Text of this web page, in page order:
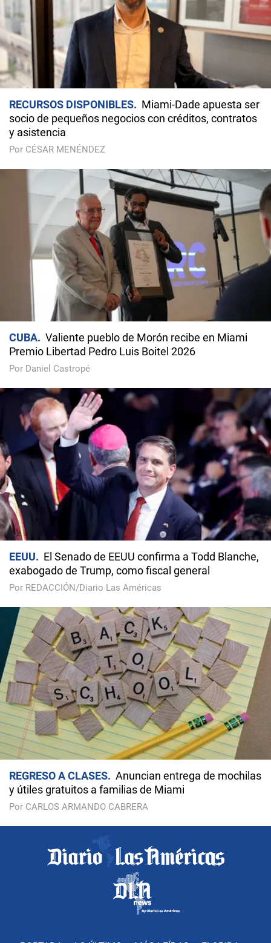
RECURSOS DISPONIBLES
Miami-Dade apuesta ser
socio de pequeños negocios con créditos, contratos
y asistencia
Por CÉSAR MENÉNDEZ
CUBA
Valiente pueblo de Morón recibe en Miami
Premio Libertad Pedro Luis Boitel 2026
Por Daniel Castropé
EEUU
El Senado de EEUU confirma a Todd Blanche,
exabogado de Trump, como fiscal general
Por REDACCIÓN/Diario Las Américas
REGRESO A CLASES
Anuncian entrega de mochilas
y útiles gratuitos a familias de Miami
Por CARLOS ARMANDO CABRERA